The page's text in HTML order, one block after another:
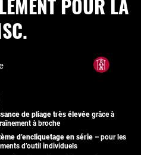
POUR LA
de pliage très élevée grâce à
à broche
d’encliquetage en série – pour les
d’outil individuels